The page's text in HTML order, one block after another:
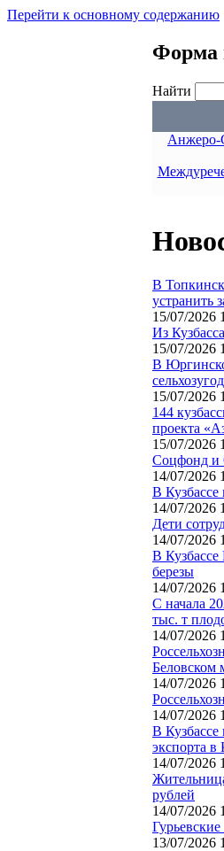
Перейти к основному содержанию
Форма
Найти
Анжеро-
В
устранить
15/07/2026
Из
15/07/2026
В
15/07/2026
144
проекта
15/07/2026
Соцфонд и
14/07/2026
В Кузбассе
14/07/2026
Дети
14/07/2026
В Кузбассе
березы
14/07/2026
С начала
тыс. т
14/07/2026
Беловском
14/07/2026
14/07/2026
В Кузбассе
экспорта в
14/07/2026
рублей
14/07/2026
13/07/2026